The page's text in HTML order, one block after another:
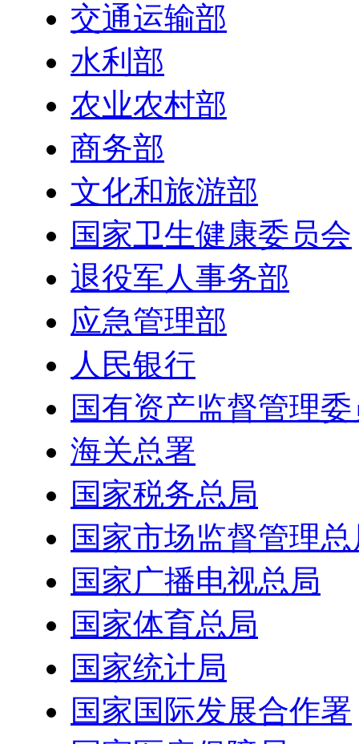
交通运输部
水利部
农业农村部
商务部
文化和旅游部
国家卫生健康委员会
退役军人事务部
应急管理部
人民银行
国有资产监督管理
海关总署
国家税务总局
国家市场监督管理
国家广播电视总局
国家体育总局
国家统计局
国家国际发展合作署